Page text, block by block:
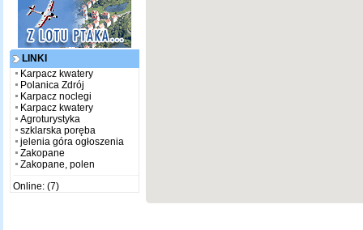
LINKI
Karpacz kwatery
Polanica Zdrój
Karpacz noclegi
Karpacz kwatery
Agroturystyka
szklarska poręba
jelenia góra ogłoszenia
Zakopane
Zakopane, polen
Online: (7)